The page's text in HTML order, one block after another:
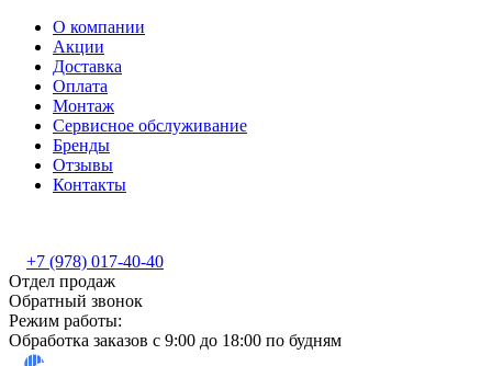
О компании
Акции
Доставка
Оплата
Монтаж
Сервисное обслуживание
Бренды
Отзывы
Контакты
+7 (978) 017-40-40
Отдел продаж
Обратный звонок
Режим работы:
Обработка заказов с 9:00 до 18:00 по будням